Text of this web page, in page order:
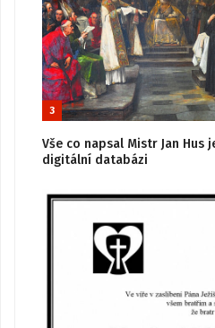
3
Vše co napsal Mistr Jan Hus
digitální databázi